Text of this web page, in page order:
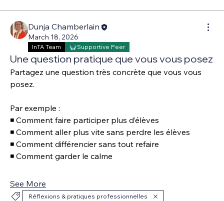
Dunja Chamberlain
March 18, 2026
InTA Team Supportive Peer
Une question pratique que vous vous posez
Partagez une question très concrète que vous vous
posez.
Par exemple :
◾ Comment faire participer plus d’élèves
◾ Comment aller plus vite sans perdre les élèves
◾ Comment différencier sans tout refaire
◾ Comment garder le calme
See More
Réflexions & pratiques professionnelles